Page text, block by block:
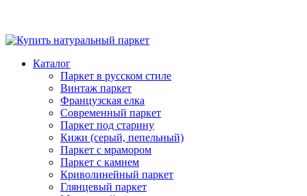
Каталог
Паркет в русском стиле
Винтаж паркет
Французская елка
Современный паркет
Паркет под старину
Кижи (серый, пепельный)
Паркет с мрамором
Паркет с камнем
Криволинейный паркет
Глянцевый паркет